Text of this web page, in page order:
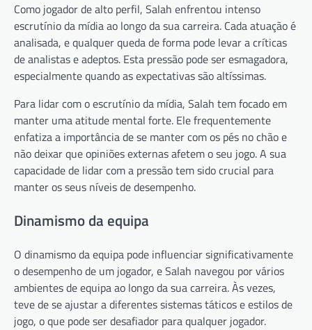
Como jogador de alto perfil, Salah enfrentou intenso
escrutínio da mídia ao longo da sua carreira. Cada atuação é
analisada, e qualquer queda de forma pode levar a críticas
de analistas e adeptos. Esta pressão pode ser esmagadora,
especialmente quando as expectativas são altíssimas.
Para lidar com o escrutínio da mídia, Salah tem focado em
manter uma atitude mental forte. Ele frequentemente
enfatiza a importância de se manter com os pés no chão e
não deixar que opiniões externas afetem o seu jogo. A sua
capacidade de lidar com a pressão tem sido crucial para
manter os seus níveis de desempenho.
Dinamismo da equipa
O dinamismo da equipa pode influenciar significativamente
o desempenho de um jogador, e Salah navegou por vários
ambientes de equipa ao longo da sua carreira. Às vezes,
teve de se ajustar a diferentes sistemas táticos e estilos de
jogo, o que pode ser desafiador para qualquer jogador.